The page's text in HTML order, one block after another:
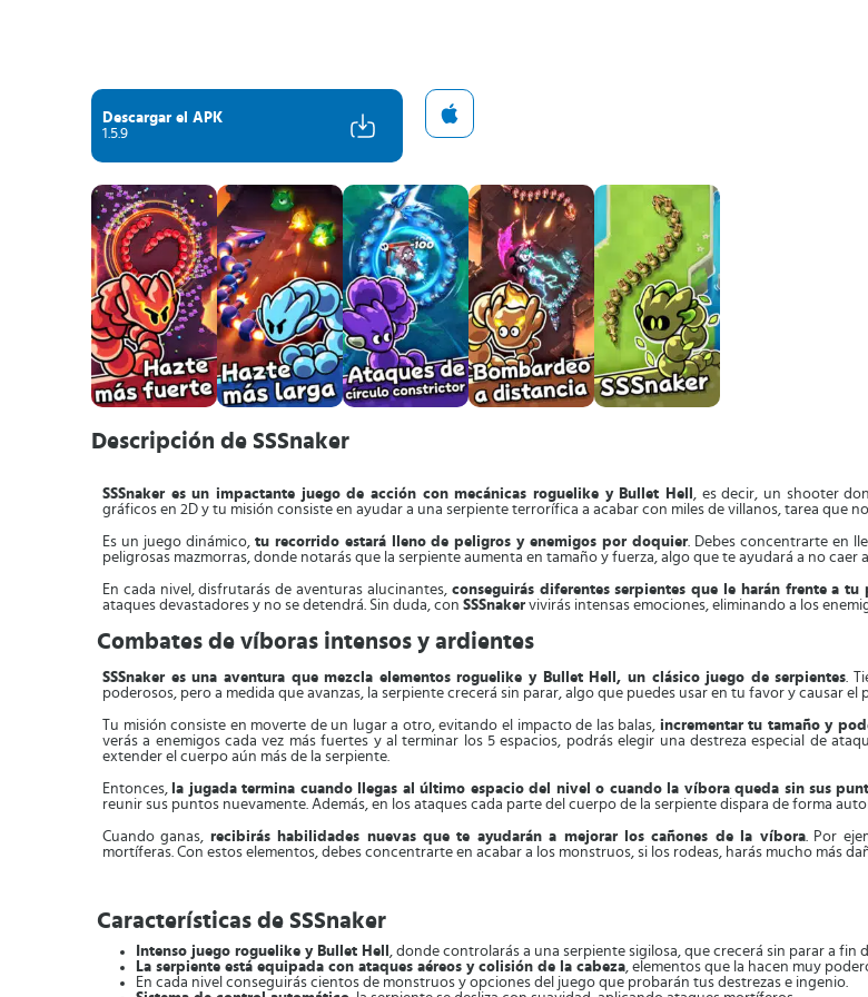
Descargar el APK
1.5.9
Descripción de SSSnaker
SSSnaker es un impactante juego de acción con mecánicas roguelike y Bullet Hell , es decir, un shooter
gráficos en 2D y tu misión consiste en ayudar a una serpiente terrorífica a acabar con miles de villanos, tarea que
Es un juego dinámico, tu recorrido estará lleno de peligros y enemigos por doquier. Debes concentrarte en
peligrosas mazmorras, donde notarás que la serpiente aumenta en tamaño y fuerza, algo que te ayudará a no caer
En cada nivel, disfrutarás de aventuras alucinantes, conseguirás diferentes serpientes que le harán frente a
ataques devastadores y no se detendrá. Sin duda, con SSSnaker vivirás intensas emociones, eliminando a los
Combates de víboras intensos y ardientes
SSSnaker es una aventura que mezcla elementos roguelike y Bullet Hell, un clásico juego de serpientes.
poderosos, pero a medida que avanzas, la serpiente crecerá sin parar, algo que puedes usar en tu favor y causar el
Tu misión consiste en moverte de un lugar a otro, evitando el impacto de las balas, incrementar tu tamaño y
verás a enemigos cada vez más fuertes y al terminar los 5 espacios, podrás elegir una destreza especial de
extender el cuerpo aún más de la serpiente.
Entonces, la jugada termina cuando llegas al último espacio del nivel o cuando la víbora queda sin sus
reunir sus puntos nuevamente. Además, en los ataques cada parte del cuerpo de la serpiente dispara de forma
Cuando ganas, recibirás habilidades nuevas que te ayudarán a mejorar los cañones de la víbora. Por
mortíferas. Con estos elementos, debes concentrarte en acabar a los monstruos, si los rodeas, harás mucho más
Características de SSSnaker
Intenso juego roguelike y Bullet Hell , donde controlarás a una serpiente sigilosa, que crecerá sin parar a fin
La serpiente está equipada con ataques aéreos y colisión de la cabeza, elementos que la hacen muy
En cada nivel conseguirás cientos de monstruos y opciones del juego que probarán tus destrezas e ingenio.